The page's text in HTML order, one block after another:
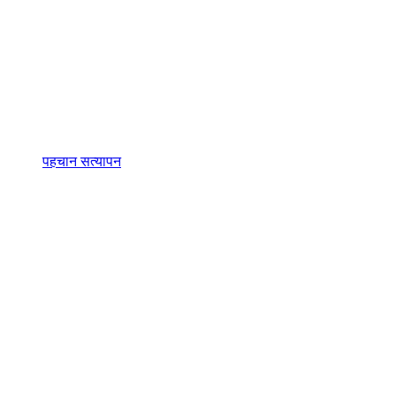
पहचान सत्यापन